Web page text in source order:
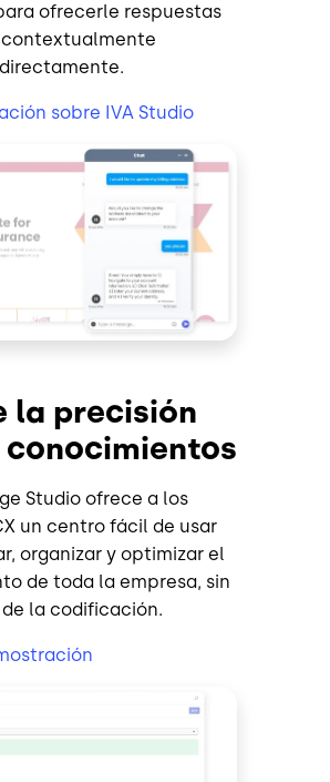
ofrecerle respuestas
sobre IVA Studio
la precisión
conocimientos
Studio ofrece a los
un centro fácil de usar
organizar y optimizar el
de toda la empresa, sin
la codificación.